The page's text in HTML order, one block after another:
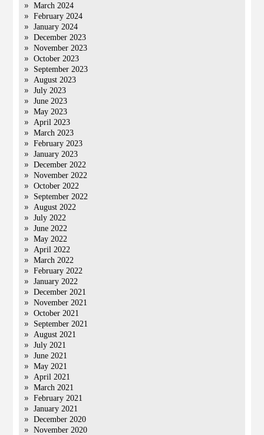
March 2024
February 2024
January 2024
December 2023
November 2023
October 2023
September 2023
August 2023
July 2023
June 2023
May 2023
April 2023
March 2023
February 2023
January 2023
December 2022
November 2022
October 2022
September 2022
August 2022
July 2022
June 2022
May 2022
April 2022
March 2022
February 2022
January 2022
December 2021
November 2021
October 2021
September 2021
August 2021
July 2021
June 2021
May 2021
April 2021
March 2021
February 2021
January 2021
December 2020
November 2020